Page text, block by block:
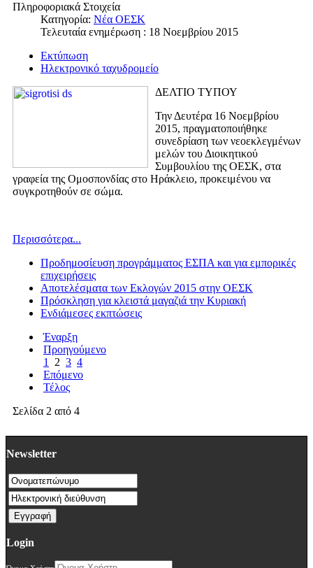
Πληροφοριακά Στοιχεία
Κατηγορία: Νέα ΟΕΣΚ
Τελευταία ενημέρωση : 18 Νοεμβρίου 2015
Εκτύπωση
Ηλεκτρονικό ταχυδρομείο
ΔΕΛΤΙΟ ΤΥΠΟΥ
Την Δευτέρα 16 Νοεμβρίου
2015, πραγματοποιήθηκε
συνεδρίαση των νεοεκλεγμένων
μελών του Διοικητικού
Συμβουλίου της ΟΕΣΚ, στα
γραφεία της Ομοσπονδίας στο Ηράκλειο, προκειμένου να
συγκροτηθούν σε σώμα.
Περισσότερα...
Προδημοσίευση προγράμματος ΕΣΠΑ και για εμπορικές
επιχειρήσεις
Αποτελέσματα των Εκλογών 2015 στην ΟΕΣΚ
Πρόσκληση για κλειστά μαγαζιά την Κυριακή
Ενδιάμεσες εκπτώσεις
Έναρξη
Προηγούμενο
1
2 3 4
Επόμενο
Τέλος
Σελίδα 2 από 4
Newsletter
Login